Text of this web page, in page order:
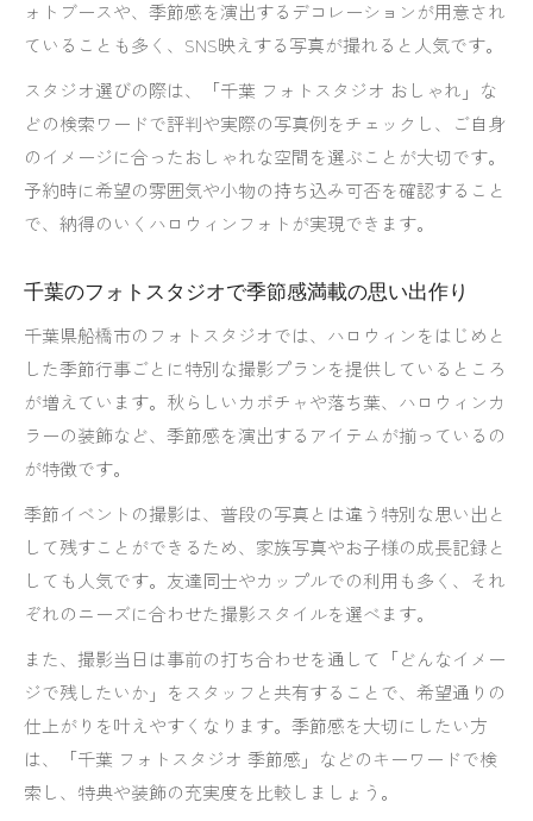
千葉でベビーも安心なハロウィンフォト体験を
ベビーが安心できる千葉のフォトスタジオ活用
術
フォトスタジオ選びで重視すべき安全性と快適
さ
ハロウィンフォトなら千葉の人気フォトスタジ
オへ
ツ
ベビー撮影でフォトスタジオが選ばれる理由
安く高品質な写真ならフォトスタジオ利用が正解
安いフォトスタジオでも高品質な仕上がりの理
由
千葉のフォトスタジオでコスパ抜群の撮影体験
フォトスタジオ活用で思い出を賢く残す工夫
おしゃれと安さを両立するフォトスタジオの選
び方
人気フォトスタジオで失敗しない予約のコツ
人気のフォトスタジオがハロウィン写真を彩る理由
人気フォトスタジオが支持されるハロウィン演
出
千葉のフォトスタジオで特別な季節イベント体
験
ォトブースや、季節感を演出するデコレーションが用意され
ていることも多く、SNS映えする写真が撮れると人気です。
スタジオ選びの際は、「千葉 フォトスタジオ おしゃれ」な
どの検索ワードで評判や実際の写真例をチェックし、ご自身
のイメージに合ったおしゃれな空間を選ぶことが大切です。
予約時に希望の雰囲気や小物の持ち込み可否を確認すること
で、納得のいくハロウィンフォトが実現できます。
千葉のフォトスタジオで季節感満載の思い出作り
千葉県船橋市のフォトスタジオでは、ハロウィンをはじめと
した季節行事ごとに特別な撮影プランを提供しているところ
が増えています。秋らしいカボチャや落ち葉、ハロウィンカ
ラーの装飾など、季節感を演出するアイテムが揃っているの
が特徴です。
季節イベントの撮影は、普段の写真とは違う特別な思い出と
して残すことができるため、家族写真やお子様の成長記録と
しても人気です。友達同士やカップルでの利用も多く、それ
ぞれのニーズに合わせた撮影スタイルを選べます。
また、撮影当日は事前の打ち合わせを通して「どんなイメー
ジで残したいか」をスタッフと共有することで、希望通りの
仕上がりを叶えやすくなります。季節感を大切にしたい方
は、「千葉 フォトスタジオ 季節感」などのキーワードで検
索し、特典や装飾の充実度を比較しましょう。